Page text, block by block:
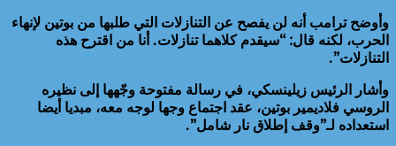
وأوضح ترامب أنه لن يفصح عن التنازلات التي طلبها من بوتين لإنهاء
الحرب، لكنه قال: “سيقدم كلاهما تنازلات. أنا من اقترح هذه
التنازلات”.
وأشار الرئيس زيلينسكي، في رسالة مفتوحة وجّهها إلى نظيره
الروسي فلاديمير بوتين، عقد اجتماع وجها لوجه معه، مبديا أيضا
استعداده لـ”وقف إطلاق نار شامل”.